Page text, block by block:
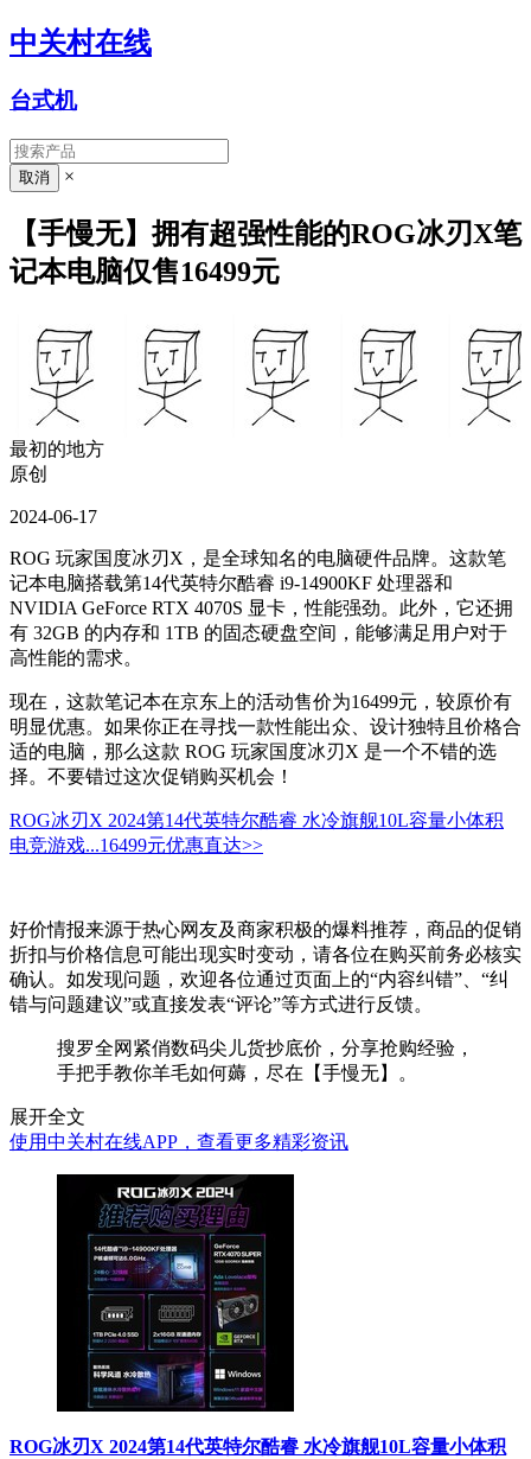
中关村在线
台式机
×
【手慢无】拥有超强性能的ROG冰刃X笔
记本电脑仅售16499元
最初的地方
原创
2024-06-17
ROG 玩家国度冰刃X，是全球知名的电脑硬件品牌。这款笔
记本电脑搭载第14代英特尔酷睿 i9-14900KF 处理器和
NVIDIA GeForce RTX 4070S 显卡，性能强劲。此外，它还拥
有 32GB 的内存和 1TB 的固态硬盘空间，能够满足用户对于
高性能的需求。
现在，这款笔记本在京东上的活动售价为16499元，较原价有
明显优惠。如果你正在寻找一款性能出众、设计独特且价格合
适的电脑，那么这款 ROG 玩家国度冰刃X 是一个不错的选
择。不要错过这次促销购买机会！
ROG冰刃X 2024第14代英特尔酷睿 水冷旗舰10L容量小体积
电竞游戏...16499元优惠直达>>
好价情报来源于热心网友及商家积极的爆料推荐，商品的促销
折扣与价格信息可能出现实时变动，请各位在购买前务必核实
确认。如发现问题，欢迎各位通过页面上的“内容纠错”、“纠
错与问题建议”或直接发表“评论”等方式进行反馈。
搜罗全网紧俏数码尖儿货抄底价，分享抢购经验，
手把手教你羊毛如何薅，尽在【手慢无】。
展开全文
使用中关村在线APP，查看更多精彩资讯
ROG冰刃X 2024第14代英特尔酷睿 水冷旗舰10L容量小体积